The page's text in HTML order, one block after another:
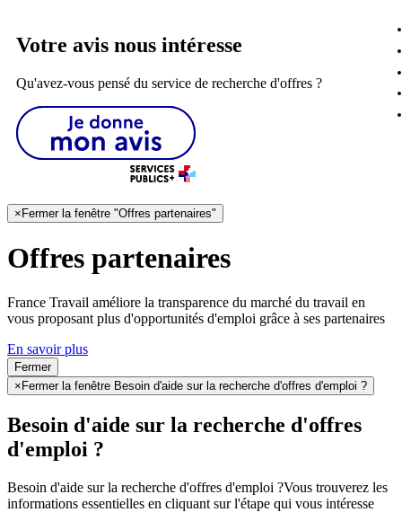
Votre avis nous intéresse
Qu'avez-vous pensé du service de recherche d'offres ?
× Fermer la fenêtre "Offres partenaires"
Offres partenaires
France Travail améliore la transparence du marché du travail en
vous proposant plus d'opportunités d'emploi grâce à ses partenaires
En savoir plus
Fermer
×Fermer la fenêtre Besoin d'aide sur la recherche d'offres d'emploi ?
Besoin d'aide sur la recherche d'offres
d'emploi ?
Besoin d'aide sur la recherche d'offres d'emploi ?Vous trouverez les
informations essentielles en cliquant sur l'étape qui vous intéresse